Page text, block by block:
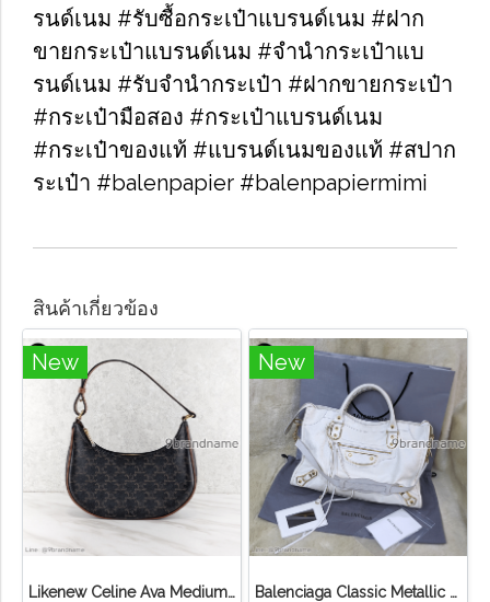
รนด์เนม #รับซื้อกระเป๋าแบรนด์เนม​ #ฝาก
ขายกระเป๋าแบรนด์เนม​ #จำนำกระเป๋าแบ
รนด์เนม​ #รับจำนำกระเป๋า #ฝากขายกระเป๋า
#กระเป๋ามือสอง​ #กระเป๋าแบรนด์เนม​
#กระเป๋าของแท้​ #แบรนด์เนมของแท้ #สปาก
ระเป๋า #balenpapier #balenpapiermimi
สินค้าเกี่ยวข้อง
New
Likenew Celine Ava Medium Triomphe Canvas
New
Balenciaga Classic Metallic Edge City Bag